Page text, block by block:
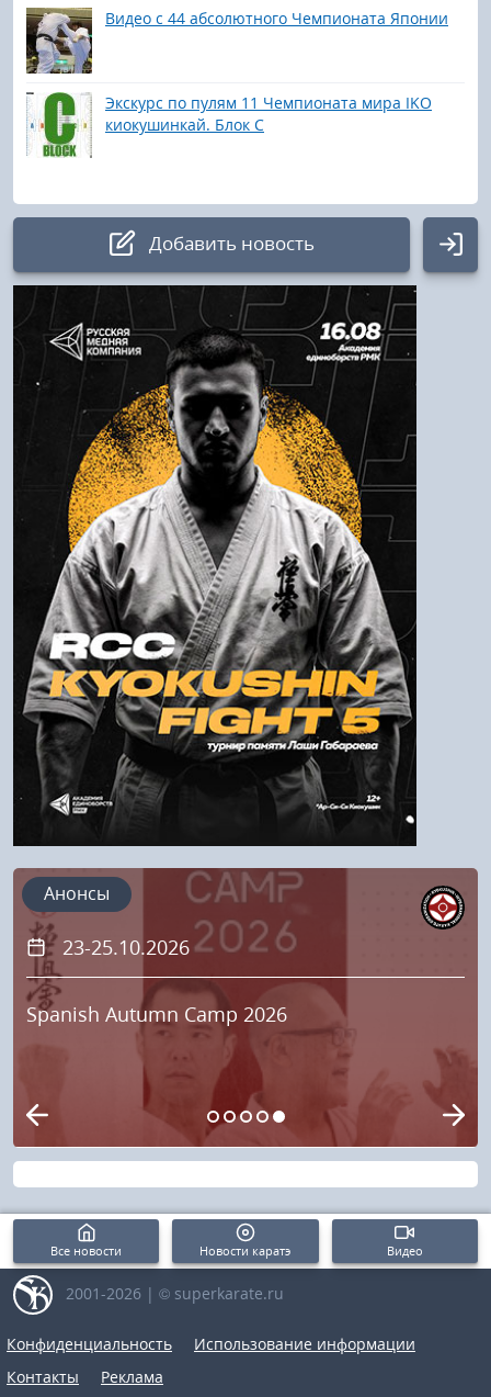
Видео с 44 абсолютного Чемпионата Японии
Экскурс по пулям 11 Чемпионата мира IKO
киокушинкай. Блок С
Добавить новость
Авторизация
Логин:
Пароль
Войти
Напомнить пароль
Регистрация
23-25.10.2026
Spanish Autumn Camp 2026
Анонсы
Все новости Новости каратэ Видео
2001-2026 | © superkarate.ru
Конфиденциальность
Использование информации
Контакты
Реклама